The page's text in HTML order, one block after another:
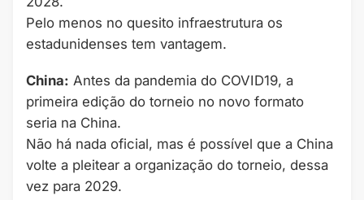
Pelo menos no quesito infraestrutura os
estadunidenses tem vantagem.
China: Antes da pandemia do COVID19, a
primeira edição do torneio no novo formato
seria na China.
Não há nada oficial, mas é possível que a China
volte a pleitear a organização do torneio, dessa
vez para 2029.